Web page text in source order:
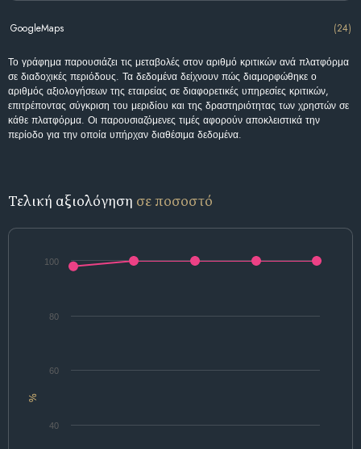
GoogleMaps (24)
Το γράφημα παρουσιάζει τις μεταβολές στον αριθμό κριτικών ανά πλατφόρμα
σε διαδοχικές περιόδους. Τα δεδομένα δείχνουν πώς διαμορφώθηκε ο
αριθμός αξιολογήσεων της εταιρείας σε διαφορετικές υπηρεσίες κριτικών,
επιτρέποντας σύγκριση του μεριδίου και της δραστηριότητας των χρηστών σε
κάθε πλατφόρμα. Οι παρουσιαζόμενες τιμές αφορούν αποκλειστικά την
περίοδο για την οποία υπήρχαν διαθέσιμα δεδομένα.
Τελική αξιολόγηση σε ποσοστό
%
40
60
80
100